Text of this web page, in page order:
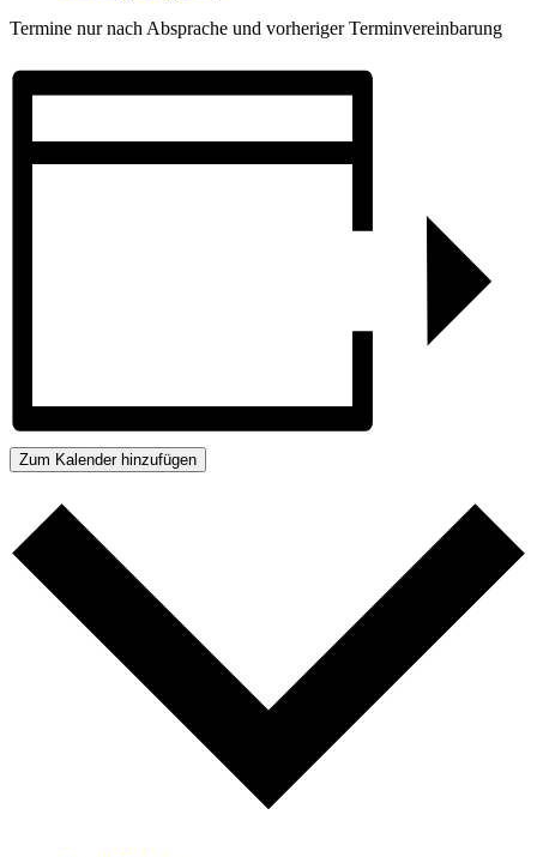
Termine nur nach Absprache und vorheriger Terminvereinbarung
Zum Kalender hinzufügen